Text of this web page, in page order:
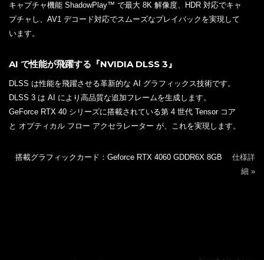
キャプチャ機能 ShadowPlay™ で最大 8K 解像度、HDR 対応でキャ
プチャし、AV1 デコード対応でスムーズなプレイバックを実現して
います。
AI で性能が飛躍する『NVIDIA DLSS 3』
DLSS は性能を飛躍させる革新的な AI グラフィックス技術です。
DLSS 3 は AI により高品質な追加フレームを生成します。
GeForce RTX 40 シリーズに搭載されている第 4 世代 Tensor コア
と オプティカル フロー アクセラレーター が、これを実現します。
搭載グラフィックカード：Geforce RTX 4060 GDDR6X 8GB 仕様詳
細 »